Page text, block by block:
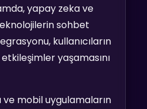
yapay zeka ve
sohbet
kullanıcıların
yaşamasını
mobil uygulamaların